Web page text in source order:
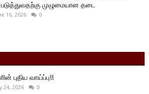
முழுமையான தடை
16, 2026 0
புதிய வாய்ப்பு!!
24, 2026 0